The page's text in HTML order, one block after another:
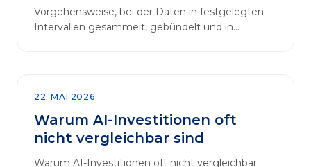
Vorgehensweise, bei der Daten in festgelegten
Intervallen gesammelt, gebündelt und in
22. MAI 2026
Warum AI-Investitionen oft
nicht vergleichbar sind
Warum AI-Investitionen oft nicht vergleichbar